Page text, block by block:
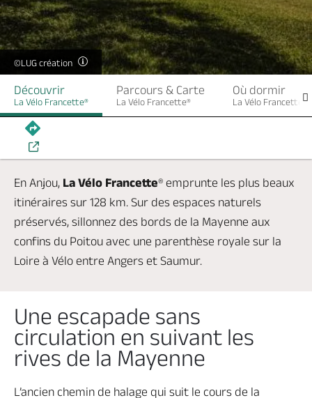
Billetterie en ligne
Brochures & Cartes
©LUG création
Découvrir
La Vélo Francette®
Parcours & Carte
La Vélo Francette®
Où dormir
La Vélo Francette®
En Anjou, La Vélo Francette® emprunte les plus beaux
itinéraires sur 128 km. Sur des espaces naturels
préservés, sillonnez des bords de la Mayenne aux
confins du Poitou avec une parenthèse royale sur la
Loire à Vélo entre Angers et Saumur.
Une escapade sans
circulation en suivant les
rives de la Mayenne
L’ancien chemin de halage qui suit le cours de la